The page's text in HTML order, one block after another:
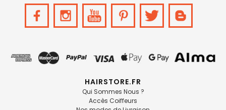
HAIRSTORE.FR
Qui Sommes Nous ?
Accès Coiffeurs